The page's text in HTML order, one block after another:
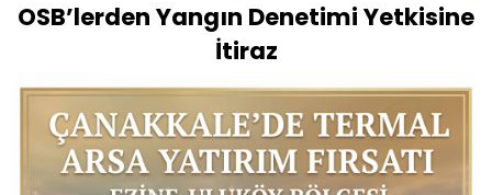
OSB’lerden Yangın Denetimi Yetkisine
İtiraz